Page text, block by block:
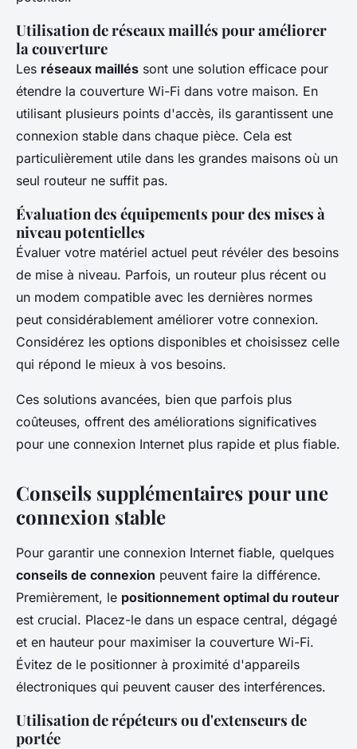
Utilisation de réseaux maillés pour améliorer
la couverture
Les réseaux maillés sont une solution efficace pour
étendre la couverture Wi-Fi dans votre maison. En
utilisant plusieurs points d'accès, ils garantissent une
connexion stable dans chaque pièce. Cela est
particulièrement utile dans les grandes maisons où un
seul routeur ne suffit pas.
Évaluation des équipements pour des mises à
niveau potentielles
Évaluer votre matériel actuel peut révéler des besoins
de mise à niveau. Parfois, un routeur plus récent ou
un modem compatible avec les dernières normes
peut considérablement améliorer votre connexion.
Considérez les options disponibles et choisissez celle
qui répond le mieux à vos besoins.
Ces solutions avancées, bien que parfois plus
coûteuses, offrent des améliorations significatives
pour une connexion Internet plus rapide et plus fiable.
Conseils supplémentaires pour une
connexion stable
Pour garantir une connexion Internet fiable, quelques
conseils de connexion peuvent faire la différence.
Premièrement, le positionnement optimal du routeur
est crucial. Placez-le dans un espace central, dégagé
et en hauteur pour maximiser la couverture Wi-Fi.
Évitez de le positionner à proximité d'appareils
électroniques qui peuvent causer des interférences.
Utilisation de répéteurs ou d'extenseurs de
portée